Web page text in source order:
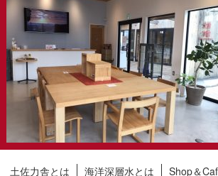
土佐力舎とは 海洋深層水とは Shop＆